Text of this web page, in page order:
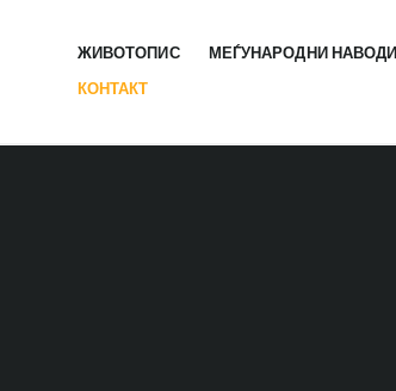
ЖИВОТОПИС МЕЃУНАРОДНИ НАВОДИ
КОНТАКТ